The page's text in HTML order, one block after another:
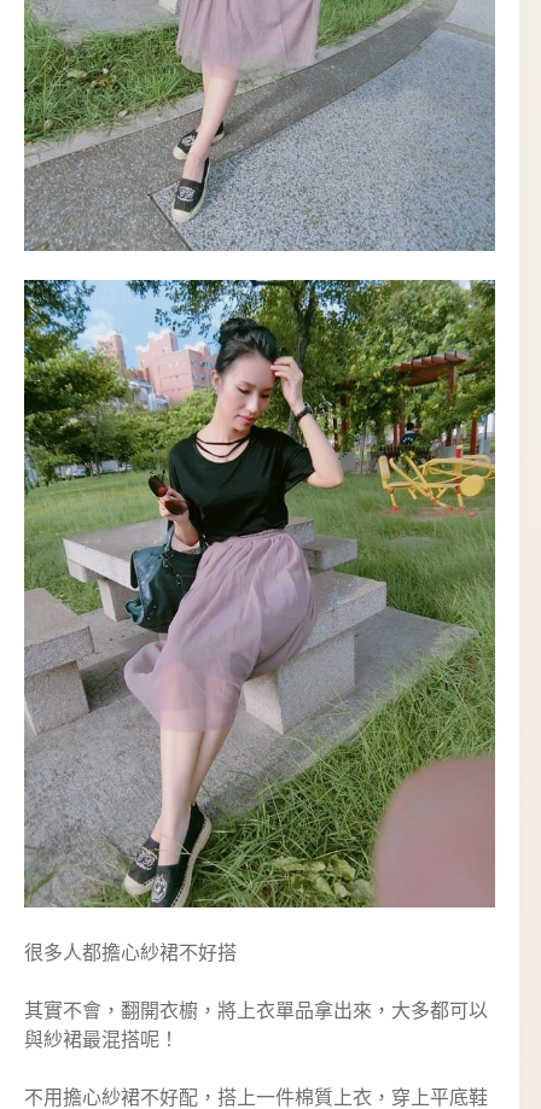
很多人都擔心紗裙不好搭
其實不會，翻開衣櫥，將上衣單品拿出來，大多都可以
與紗裙最混搭呢！
不用擔心紗裙不好配，搭上一件棉質上衣，穿上平底鞋